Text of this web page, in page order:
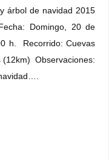
árbol de navidad 2015
Domingo, 20 de
h. Recorrido: Cuevas
(12km) Observaciones: